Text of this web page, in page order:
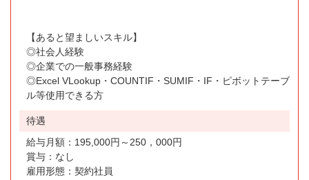
【あると望ましいスキル】
◎社会人経験
◎企業での一般事務経験
◎Excel VLookup・COUNTIF・SUMIF・IF・ピボットテーブ
ル等使用できる方
待遇
給与月額：195,000円～250，000円
賞与：なし
雇用形態：契約社員